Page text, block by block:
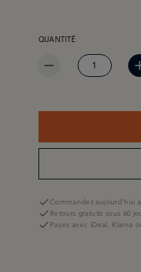
QUANTITÉ DE PRODUIT
QUANTITÉ
Commandez aujourd'hui
Retours gratuits sous 60
Payez avec iDeal, Klarna